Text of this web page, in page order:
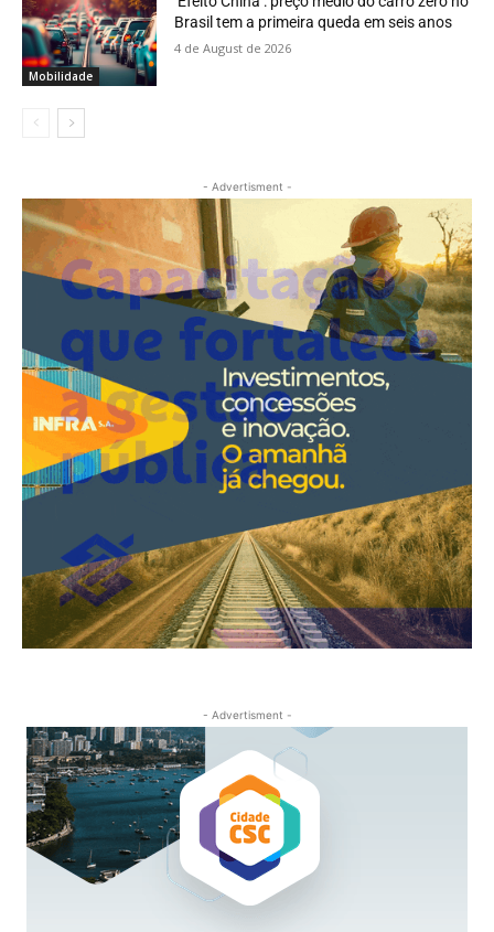
Mobilidade
Brasil tem a primeira queda em seis anos
4 de August de 2026
- Advertisment -
- Advertisment -